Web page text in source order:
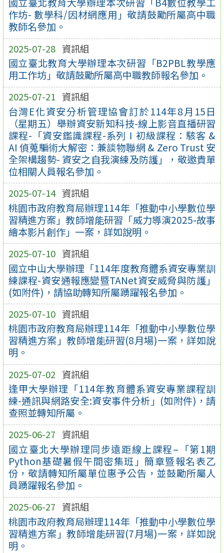
作坊- 數學科/因材網應用」敬請鼓勵所屬高中職
教師名參加。
2025-07-28 資訊組
國立臺北教育大學辦理本次研習「B2PBL教學應
用工作坊」敬請鼓勵所屬高中職教師報名參加。
2025-07-21 資訊組
台灣E化資安分析管理協會訂於114年8月15日
（星期五）舉辦資安新知科技-線上影音直播研習
課程-「資安鑑識課程-系列Ⅰ初級課程：駭客 &
AI 偵蒐騙術大解密：兼談物聯網 & Zero Trust 安
全架構趨勢- 資安之自我演練及防護」，敬邀貴單
位相關人員報名參加。
2025-07-14 資訊組
桃園市政府教育局辦理114年「推動中小學數位學
習精進方案」教師增能研習「威力導演2025-故事
繪本影片創作」一案，詳如說明。
2025-07-10 資訊組
國立中山大學辦理「114年度教育體系資安專業訓
練課程-資安通報應變暨TANet資安威脅與防護」
(如附件)，請協助轉知所屬踴躍報名參加。
2025-07-10 資訊組
桃園市政府教育局辦理114年「推動中小學數位學
習精進方案」教師增能研習(8月場)一案，詳如說
明。
2025-07-02 資訊組
逢甲大學辦理「114年教育體系資安專業課程訓
練-通訊與網路安全:資安事件分析」(如附件)，請
查照並轉知所屬。
2025-06-27 資訊組
國立臺北大學辦理同步遠距線上課程–「第1期
Python基礎暑假午間密集班」簡章暨報名表乙
份，敬請轉知所屬單位惠予公告，並鼓勵所屬人
員踴躍報名參加。
2025-06-27 資訊組
桃園市政府教育局辦理114年「推動中小學數位學
習精進方案」教師增能研習(7月場)一案，詳如說
明。